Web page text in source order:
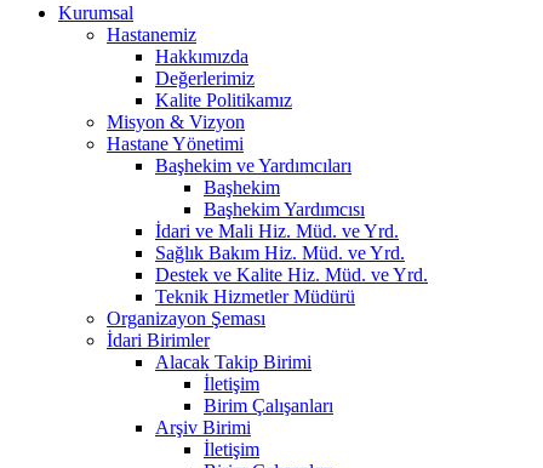
Kurumsal
Hastanemiz
Hakkımızda
Değerlerimiz
Kalite Politikamız
Misyon & Vizyon
Hastane Yönetimi
Başhekim ve Yardımcıları
Başhekim
Başhekim Yardımcısı
İdari ve Mali Hiz. Müd. ve Yrd.
Sağlık Bakım Hiz. Müd. ve Yrd.
Destek ve Kalite Hiz. Müd. ve Yrd.
Teknik Hizmetler Müdürü
Organizayon Şeması
İdari Birimler
Alacak Takip Birimi
İletişim
Birim Çalışanları
Arşiv Birimi
İletişim